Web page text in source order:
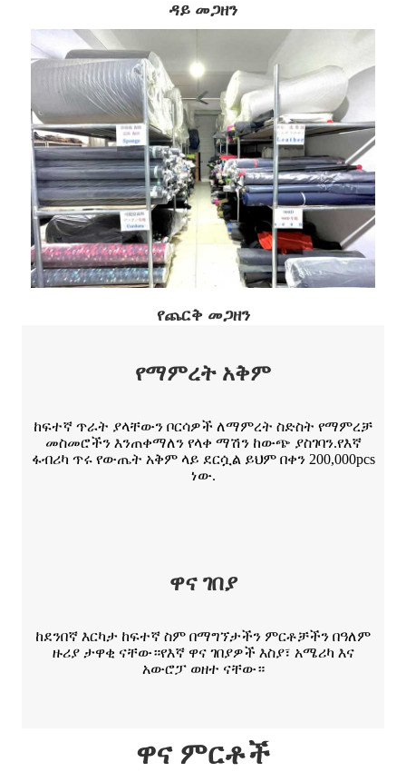
ዳይ መጋዘን
የጨርቅ መጋዘን
የማምረት አቅም
ከፍተኛ ጥራት ያላቸውን ቦርሳዎች ለማምረት ስድስት የማምረቻ
መስመሮችን እንጠቀማለን የላቀ ማሽን ከውጭ ያስገባን.የእኛ
ፋብሪካ ጥሩ የውጤት አቅም ላይ ደርሷል ይህም በቀን 200,000pcs
ነው.
ዋና ገበያ
ከደንበኛ እርካታ ከፍተኛ ስም በማግኘታችን ምርቶቻችን በዓለም
ዙሪያ ታዋቂ ናቸው።የእኛ ዋና ገበያዎች እስያ፣ አሜሪካ እና
አውሮፓ ወዘተ ናቸው።
ዋና ምርቶች